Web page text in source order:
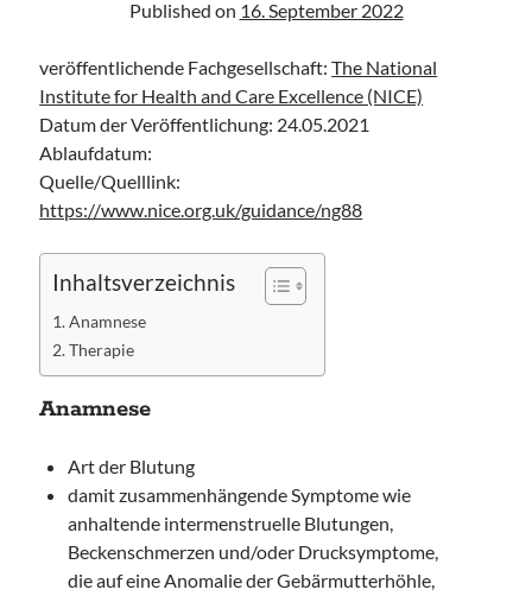
Leitlinie „Bauchschmerz bei Kindern und Jugendlichen – Bildgebende
Leitlinie „Erbrechen im Kindes- und Jugendalter – Bildgebende
Diagnostik“ der GPR
Leitlinie „Kopfschmerzen bei Kindern und Jugendlichen – Bildgebende
Diagnostik“ der GPR
Published on 16. September 2022
veröffentlichende Fachgesellschaft:The National
Institute for Health and Care Excellence (NICE)
Datum der Veröffentlichung: 24.05.2021
Ablaufdatum:
Quelle/Quelllink:
https://www.nice.org.uk/guidance/ng88
Inhaltsverzeichnis
Anamnese
Therapie
Anamnese
Art der Blutung
damit zusammenhängende Symptome wie
anhaltende intermenstruelle Blutungen,
Beckenschmerzen und/oder Drucksymptome,
die auf eine Anomalie der Gebärmutterhöhle,